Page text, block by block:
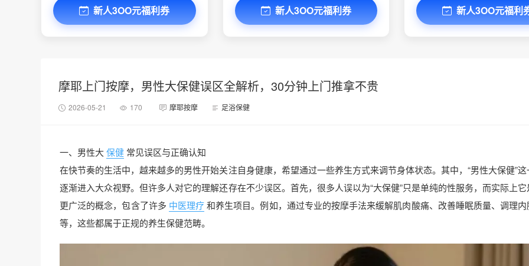
新人3OO元福利券 新人3OO元福利券 新人3OO元福利
摩耶上门按摩，男性大保健误区全解析，30分钟上门推拿不贵
2026-05-21 170 摩耶按摩 足浴保健
一、男性大保健 常见误区与正确认知
在快节奏的生活中，越来越多的男性开始关注自身健康，希望通过一些养生方式来调节身体状态。其中，“男性大保健”
逐渐进入大众视野。但许多人对它的理解还存在不少误区。首先，很多人误以为“大保健”只是单纯的性服务，而实际上
更广泛的概念，包含了许多 中医理疗和养生项目。例如，通过专业的按摩手法来缓解肌肉酸痛、改善睡眠质量、调理
等，这些都属于正规的养生保健范畴。